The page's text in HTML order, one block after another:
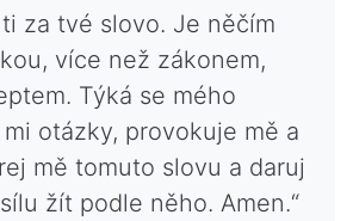
za tvé slovo. Je něčím
více než zákonem,
Týká se mého
otázky, provokuje mě a
mě tomuto slovu a daruj
žít podle něho. Amen.“